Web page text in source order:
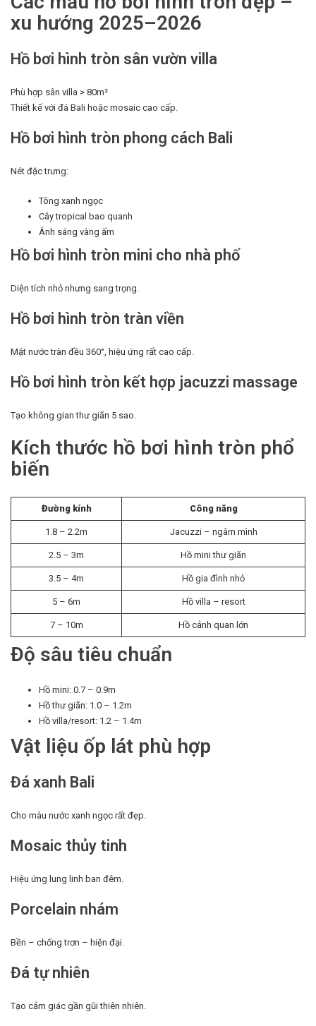
xu hướng 2025–2026
Hồ bơi hình tròn sân vườn villa
Phù hợp sân villa > 80m²
Thiết kế với đá Bali hoặc mosaic cao cấp.
Hồ bơi hình tròn phong cách Bali
Nét đặc trưng:
Tông xanh ngọc
Cây tropical bao quanh
Ánh sáng vàng ấm
Hồ bơi hình tròn mini cho nhà phố
Diện tích nhỏ nhưng sang trọng.
Hồ bơi hình tròn tràn viền
Mặt nước tràn đều 360°, hiệu ứng rất cao cấp.
Hồ bơi hình tròn kết hợp jacuzzi massage
Tạo không gian thư giãn 5 sao.
Kích thước hồ bơi hình tròn phổ
biến
Đường kính Công năng
1.8 – 2.2m Jacuzzi – ngâm mình
2.5 – 3m Hồ mini thư giãn
3.5 – 4m Hồ gia đình nhỏ
5 – 6m Hồ villa – resort
7 – 10m Hồ cảnh quan lớn
Độ sâu tiêu chuẩn
Hồ mini: 0.7 – 0.9m
Hồ thư giãn: 1.0 – 1.2m
Hồ villa/resort: 1.2 – 1.4m
Vật liệu ốp lát phù hợp
Đá xanh Bali
Cho màu nước xanh ngọc rất đẹp.
Mosaic thủy tinh
Hiệu ứng lung linh ban đêm.
Porcelain nhám
Bền – chống trơn – hiện đại.
Đá tự nhiên
Tạo cảm giác gần gũi thiên nhiên.